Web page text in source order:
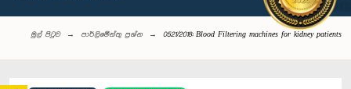
මුල් පිටුව පාර්ලි‌මේන්තු‌ ප්‍රශ්න 0521/2018: Blood Filtering machines for kidney patients